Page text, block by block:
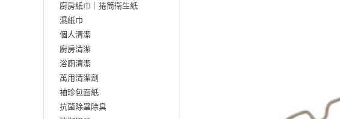
廚房紙巾｜捲筒衛生紙
濕紙巾
個人清潔
廚房清潔
浴廁清潔
萬用清潔劑
袖珍包面紙
抗菌除蟲除臭